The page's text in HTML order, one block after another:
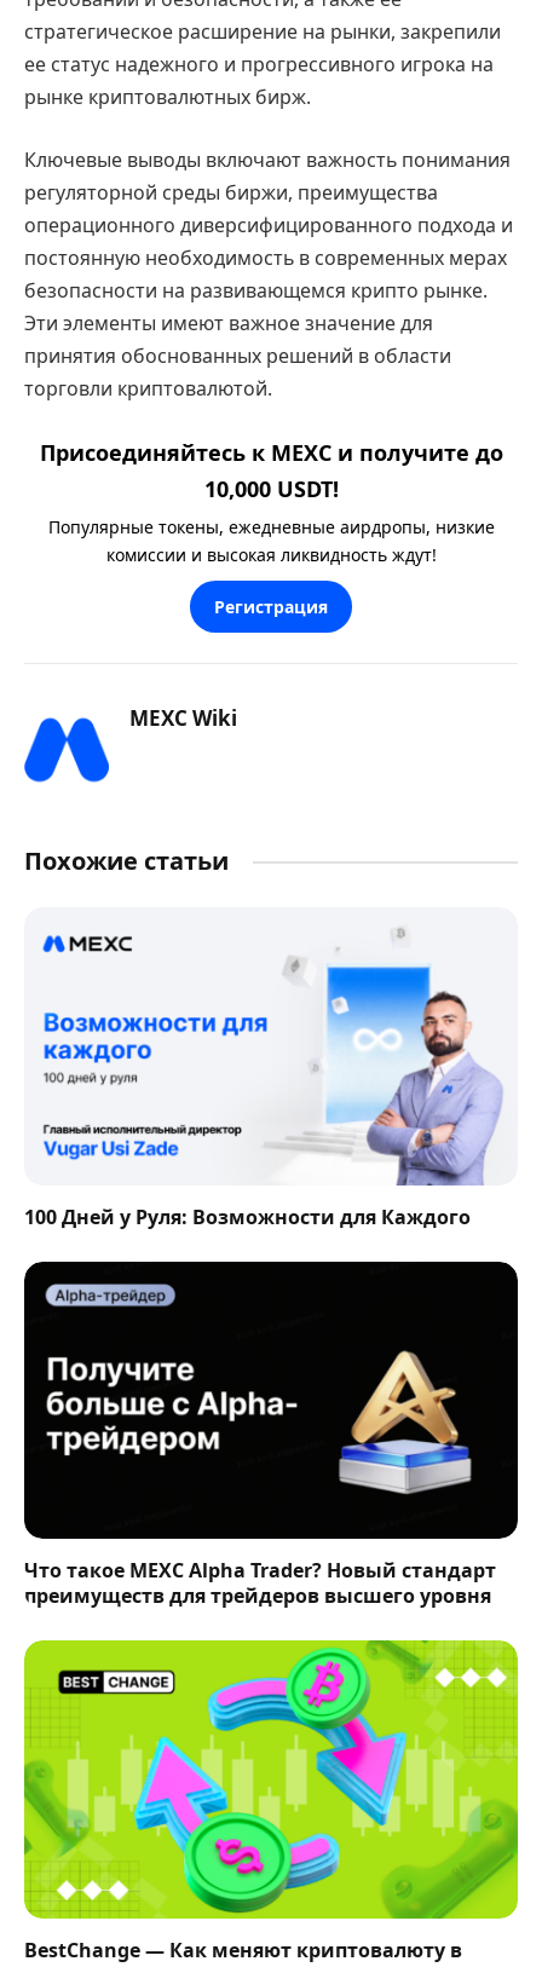
стратегическое расширение на рынки, закрепили
ее статус надежного и прогрессивного игрока на
рынке криптовалютных бирж.
Ключевые выводы включают важность понимания
регуляторной среды биржи, преимущества
операционного диверсифицированного подхода и
постоянную необходимость в современных мерах
безопасности на развивающемся крипто рынке.
Эти элементы имеют важное значение для
принятия обоснованных решений в области
торговли криптовалютой.
Присоединяйтесь к MEXC и получите до
10,000 USDT!
Популярные токены, ежедневные аирдропы, низкие
комиссии и высокая ликвидность ждут!
Регистрация
MEXC Wiki
Похожие статьи
100 Дней у Руля: Возможности для Каждого
Что такое MEXC Alpha Trader? Новый стандарт
преимуществ для трейдеров высшего уровня
BestChange — Как меняют криптовалюту в